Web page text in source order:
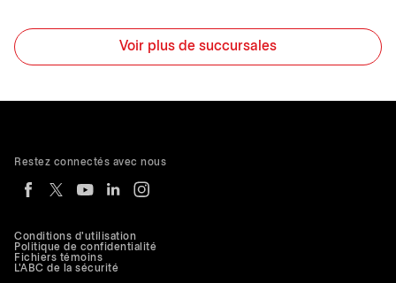
Voir plus de succursales
Conditions d'utilisation
Politique de confidentialité
Fichiers témoins
L'ABC de la sécurité
Restez connectés avec nous